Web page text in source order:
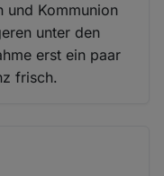
und Kommunion
unter den
erst ein paar
frisch.